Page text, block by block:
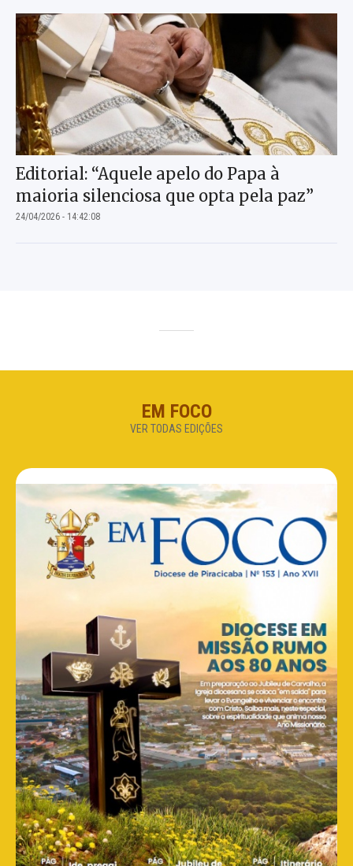
Editorial: “Aquele apelo do Papa à
maioria silenciosa que opta pela paz”
24/04/2026 - 14:42:08
EM FOCO
VER TODAS EDIÇÕES